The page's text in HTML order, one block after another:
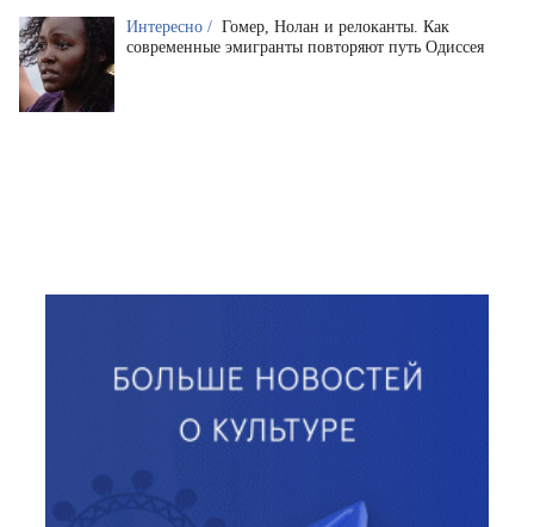
Интересно / Гомер, Нолан и релоканты. Как
современные эмигранты повторяют путь Одиссея